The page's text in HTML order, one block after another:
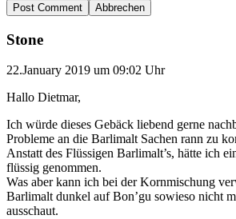
Abbrechen
Stone
22.January 2019 um 09:02 Uhr
Hallo Dietmar,
Ich würde dieses Gebäck liebend gerne
Probleme an die Barlimalt Sachen rann zu
Anstatt des Flüssigen Barlimalt’s, hätte ich
flüssig genommen.
Was aber kann ich bei der Kornmischung
Barlimalt dunkel auf Bon’gu sowieso nicht
ausschaut.